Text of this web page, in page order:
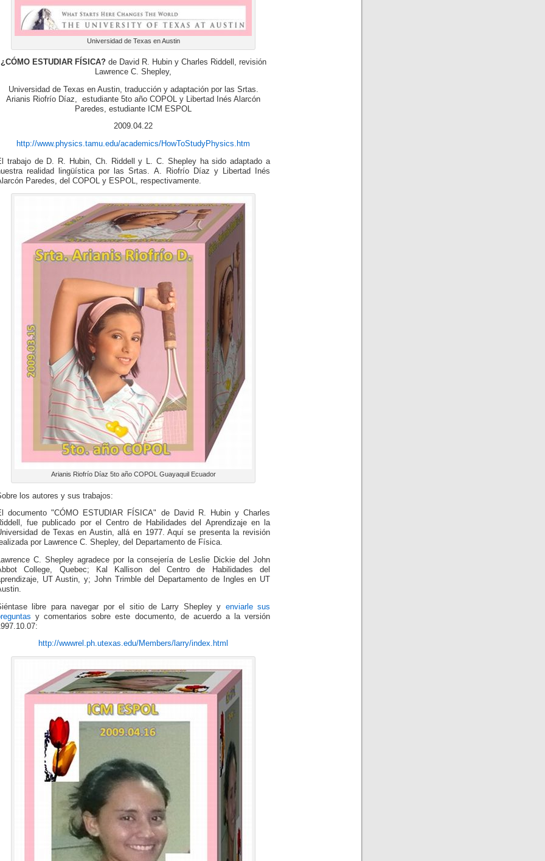
Universidad de Texas en Austin
¿CÓMO ESTUDIAR FÍSICA?de David R. Hubin y Charles Riddell, revisión
Lawrence C. Shepley,
Universidad de Texas en Austin, traducción y adaptación por las Srtas.
Arianis Riofrío Díaz, estudiante 5to año COPOL y Libertad Inés Alarcón
Paredes, estudiante ICM ESPOL
2009.04.22
http://www.physics.tamu.edu/academics/HowToStudyPhysics.htm
trabajo de D. R. Hubin, Ch. Riddell y L. C. Shepley ha sido adaptado a
realidad lingüística por las Srtas. A. Riofrío Díaz y Libertad Inés
Paredes, del COPOL y ESPOL, respectivamente.
Arianis Riofrío Díaz 5to año COPOL Guayaquil Ecuador
los autores y sus trabajos:
documento "CÓMO ESTUDIAR FÍSICA" de David R. Hubin y Charles
fue publicado por el Centro de Habilidades del Aprendizaje en la
de Texas en Austin, allá en 1977. Aquí se presenta la revisión
por Lawrence C. Shepley, del Departamento de Física.
C. Shepley agradece por la consejería de Leslie Dickie del John
College, Quebec; Kal Kallison del Centro de Habilidades del
UT Austin, y; John Trimble del Departamento de Ingles en UT
libre para navegar por el sitio de Larry Shepley y enviarle sus
y comentarios sobre este documento, de acuerdo a la versión
http://wwwrel.ph.utexas.edu/Members/larry/index.html